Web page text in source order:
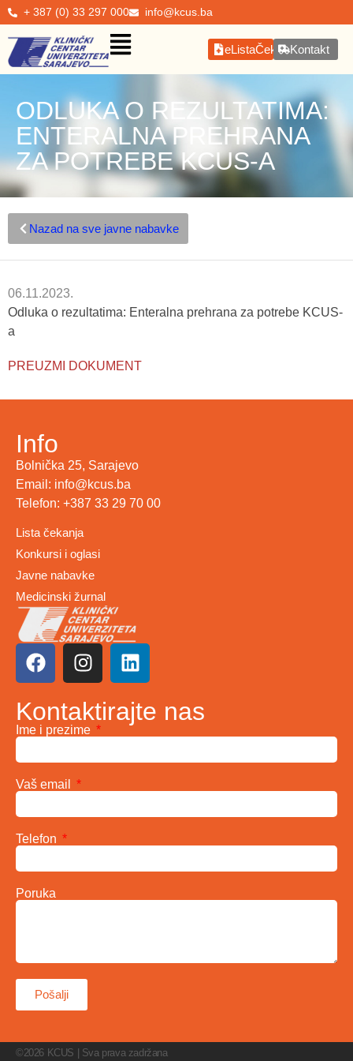
+ 387 (0) 33 297 000 info@kcus.ba
eListaČekanjaKontakt
ODLUKA O REZULTATIMA:
ENTERALNA PREHRANA
ZA POTREBE KCUS-A
Nazad na sve javne nabavke
06.11.2023.
Odluka o rezultatima: Enteralna prehrana za potrebe KCUS-
a
PREUZMI DOKUMENT
Info
Bolnička 25, Sarajevo
Email: info@kcus.ba
Telefon: +387 33 29 70 00
Lista čekanja
Konkursi i oglasi
Javne nabavke
Medicinski žurnal
Kontaktirajte nas
Ime i prezime
Vaš email
Telefon
Poruka
Pošalji
©2026 KCUS | Sva prava zadržana